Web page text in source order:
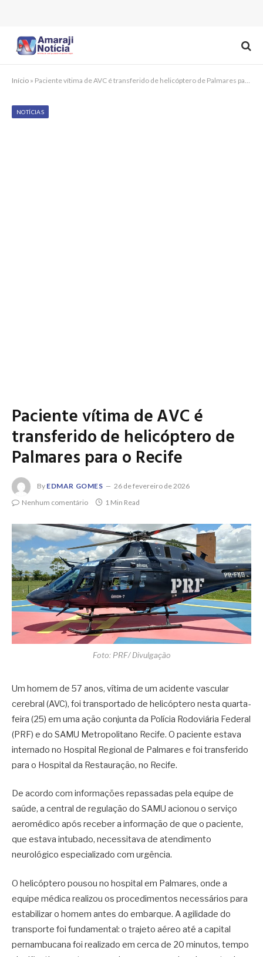
Início » Paciente vítima de AVC é transferido de helicóptero de Palmares para o Recife
NOTÍCIAS
Paciente vítima de AVC é
transferido de helicóptero de
Palmares para o Recife
By EDMAR GOMES
26 de fevereiro de 2026
Nenhum comentário
1 Min Read
Foto: PRF/ Divulgação
Um homem de 57 anos, vítima de um acidente vascular
cerebral (AVC), foi transportado de helicóptero nesta quarta-
feira (25) em uma ação conjunta da Polícia Rodoviária Federal
(PRF) e do SAMU Metropolitano Recife. O paciente estava
internado no Hospital Regional de Palmares e foi transferido
para o Hospital da Restauração, no Recife.
De acordo com informações repassadas pela equipe de
saúde, a central de regulação do SAMU acionou o serviço
aeromédico após receber a informação de que o paciente,
que estava intubado, necessitava de atendimento
neurológico especializado com urgência.
O helicóptero pousou no hospital em Palmares, onde a
equipe médica realizou os procedimentos necessários para
estabilizar o homem antes do embarque. A agilidade do
transporte foi fundamental: o trajeto aéreo até a capital
pernambucana foi realizado em cerca de 20 minutos, tempo